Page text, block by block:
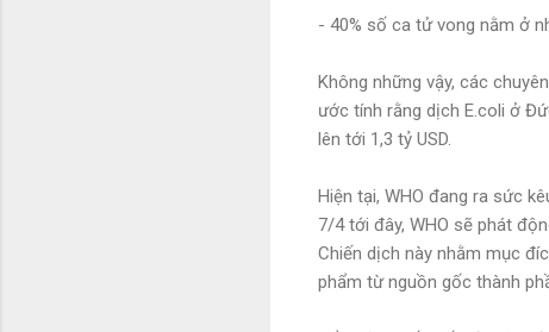
- 40% số ca tử vong nằm ở
Không những vậy, các
ước tính rằng dịch E.coli ở
lên tới 1,3 tỷ USD.
Hiện tại, WHO đang ra sức
7/4 tới đây, WHO sẽ phát
Chiến dịch này nhằm mục
phẩm từ nguồn gốc thành